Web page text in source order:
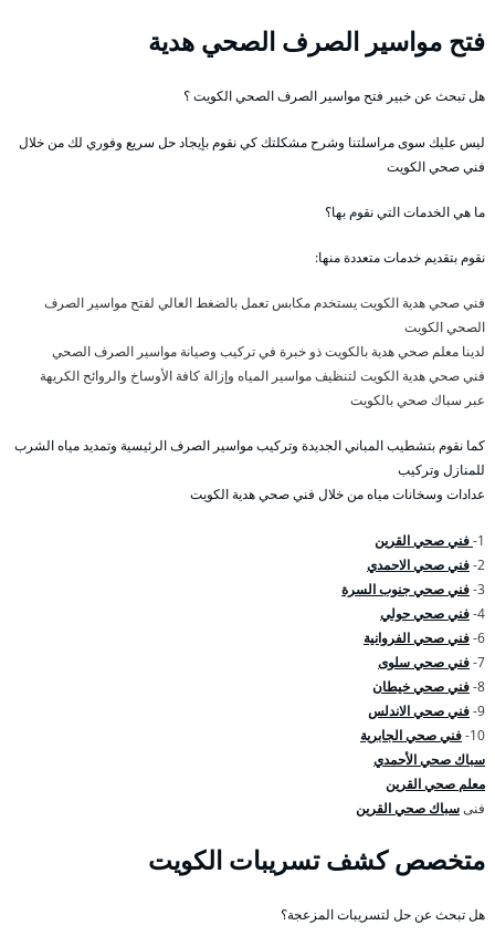
فتح مواسير الصرف الصحي هدية
هل تبحث عن خبير فتح مواسير الصرف الصحي الكويت ؟
ليس عليك سوى مراسلتنا وشرح مشكلتك كي نقوم بإيجاد حل سريع وفوري لك من خلال
فني صحي الكويت
ما هي الخدمات التي نقوم بها؟
نقوم بتقديم خدمات متعددة منها:
فني صحي هدية الكويت يستخدم مكابس تعمل بالضغط العالي لفتح مواسير الصرف
الصحي الكويت
لدينا معلم صحي هدية بالكويت ذو خبرة في تركيب وصيانة مواسير الصرف الصحي
فني صحي هدية الكويت لتنظيف مواسير المياه وإزالة كافة الأوساخ والروائح الكريهة
عبر سباك صحي بالكويت
كما نقوم بتشطيب المباني الجديدة وتركيب مواسير الصرف الرئيسية وتمديد مياه الشرب
للمنازل وتركيب
عدادات وسخانات مياه من خلال فني صحي هدية الكويت
1- فني صحي القرين
2- فني صحي الاحمدي
3- فني صحي جنوب السرة
4- فني صحي حولي
6- فني صحي الفروانية
7- فني صحي سلوى
8- فني صحي خيطان
9- فني صحي الاندلس
10- فني صحي الجابرية
سباك صحي الأحمدي
معلم صحي القرين
فنىسباك صحي القرين
متخصص كشف تسريبات الكويت
هل تبحث عن حل لتسريبات المزعجة؟